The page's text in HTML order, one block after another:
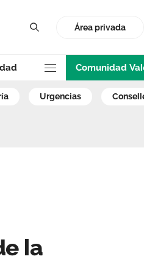
Área privada
Comunidad
urgencias
la